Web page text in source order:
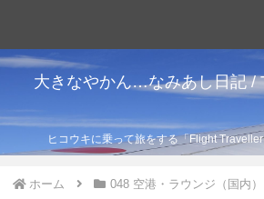
大きなやかん…なみあし日記 /
ヒコウキに乗って旅をする「Flight
ホーム 048 空港・ラウンジ（国内）